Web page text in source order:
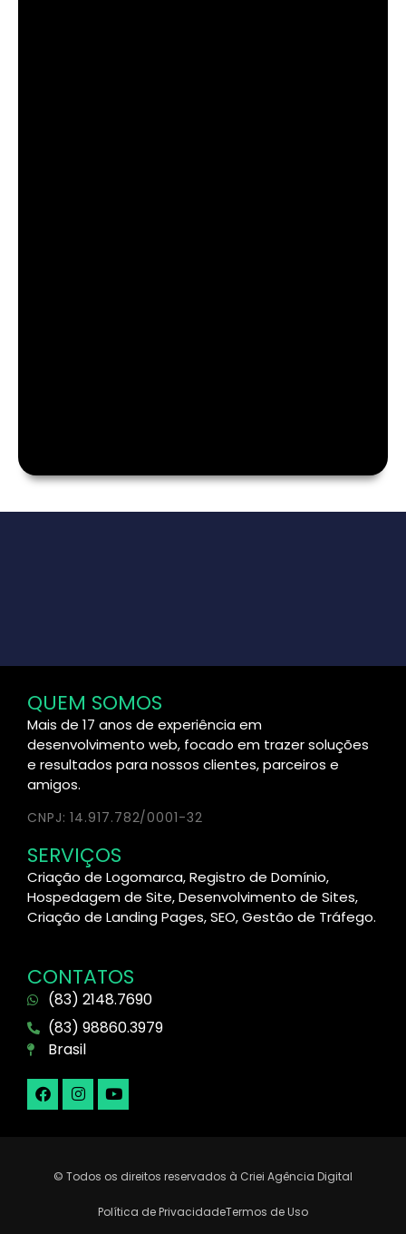
QUEM SOMOS
Mais de 17 anos de experiência em
desenvolvimento web, focado em trazer soluções
e resultados para nossos clientes, parceiros e
amigos.
CNPJ: 14.917.782/0001-32
SERVIÇOS
Criação de Logomarca, Registro de Domínio,
Hospedagem de Site, Desenvolvimento de Sites,
Criação de Landing Pages, SEO, Gestão de Tráfego.
CONTATOS
(83) 2148.7690
(83) 98860.3979
Brasil
© Todos os direitos reservados à Criei Agência Digital
Política de PrivacidadeTermos de Uso